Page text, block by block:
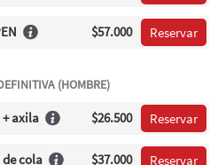
$57.000 Reservar
(HOMBRE)
axila $26.500 Reservar
cola $37.000 Reservar